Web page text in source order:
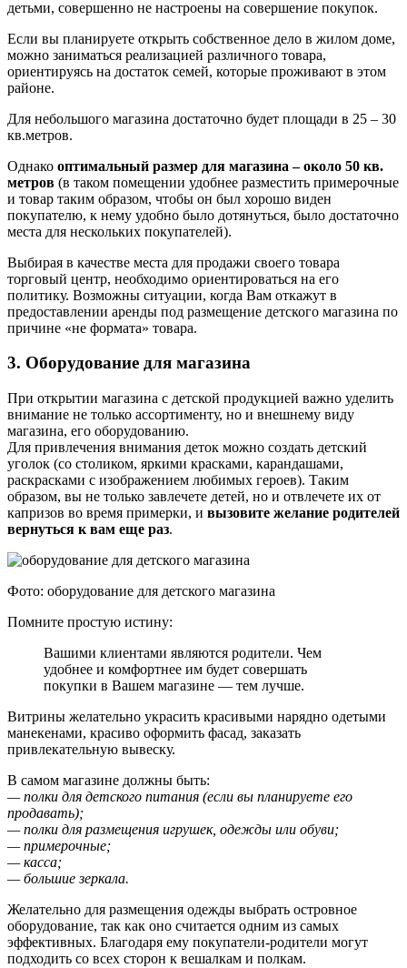
детьми, совершенно не настроены на совершение покупок.
Если вы планируете открыть собственное дело в жилом доме,
можно заниматься реализацией различного товара,
ориентируясь на достаток семей, которые проживают в этом
районе.
Для небольшого магазина достаточно будет площади в 25 – 30
кв.метров.
Однако оптимальный размер для магазина – около 50 кв.
метров (в таком помещении удобнее разместить примерочные
и товар таким образом, чтобы он был хорошо виден
покупателю, к нему удобно было дотянуться, было достаточно
места для нескольких покупателей).
Выбирая в качестве места для продажи своего товара
торговый центр, необходимо ориентироваться на его
политику. Возможны ситуации, когда Вам откажут в
предоставлении аренды под размещение детского магазина по
причине «не формата» товара.
3. Оборудование для магазина
При открытии магазина с детской продукцией важно уделить
внимание не только ассортименту, но и внешнему виду
магазина, его оборудованию.
Для привлечения внимания деток можно создать детский
уголок (со столиком, яркими красками, карандашами,
раскрасками с изображением любимых героев). Таким
образом, вы не только завлечете детей, но и отвлечете их от
капризов во время примерки, и вызовите желание родителей
вернуться к вам еще раз.
Фото: оборудование для детского магазина
Помните простую истину:
Вашими клиентами являются родители. Чем
удобнее и комфортнее им будет совершать
покупки в Вашем магазине — тем лучше.
Витрины желательно украсить красивыми нарядно одетыми
манекенами, красиво оформить фасад, заказать
привлекательную вывеску.
В самом магазине должны быть:
— полки для детского питания (если вы планируете его
продавать);
— полки для размещения игрушек, одежды или обуви;
— примерочные;
— касса;
— большие зеркала.
Желательно для размещения одежды выбрать островное
оборудование, так как оно считается одним из самых
эффективных. Благодаря ему покупатели-родители могут
подходить со всех сторон к вешалкам и полкам.